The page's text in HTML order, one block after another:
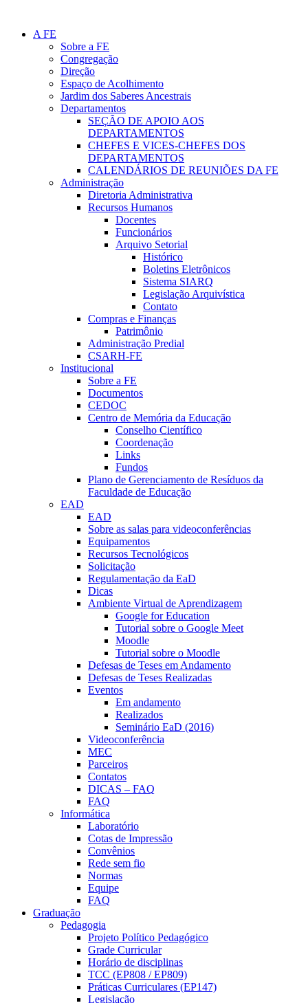
A FE
Sobre a FE
Congregação
Direção
Espaço de Acolhimento
Jardim dos Saberes Ancestrais
Departamentos
SEÇÃO DE APOIO AOS
DEPARTAMENTOS
CHEFES E VICES-CHEFES DOS
DEPARTAMENTOS
CALENDÁRIOS DE REUNIÕES DA FE
Administração
Diretoria Administrativa
Recursos Humanos
Docentes
Funcionários
Arquivo Setorial
Histórico
Boletins Eletrônicos
Sistema SIARQ
Legislação Arquivística
Contato
Compras e Finanças
Patrimônio
Administração Predial
CSARH-FE
Institucional
Sobre a FE
Documentos
CEDOC
Centro de Memória da Educação
Conselho Científico
Coordenação
Links
Fundos
Plano de Gerenciamento de Resíduos da
Faculdade de Educação
EAD
EAD
Sobre as salas para videoconferências
Equipamentos
Recursos Tecnológicos
Solicitação
Regulamentação da EaD
Dicas
Ambiente Virtual de Aprendizagem
Google for Education
Tutorial sobre o Google Meet
Moodle
Tutorial sobre o Moodle
Defesas de Teses em Andamento
Defesas de Teses Realizadas
Eventos
Em andamento
Realizados
Seminário EaD (2016)
Videoconferência
MEC
Parceiros
Contatos
DICAS – FAQ
FAQ
Informática
Laboratório
Cotas de Impressão
Convênios
Rede sem fio
Normas
Equipe
FAQ
Graduação
Pedagogia
Projeto Político Pedagógico
Grade Curricular
Horário de disciplinas
TCC (EP808 / EP809)
Práticas Curriculares (EP147)
Legislação